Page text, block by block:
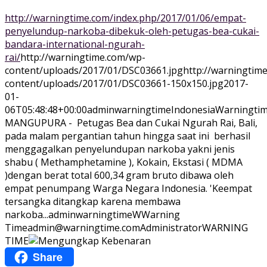
http://warningtime.com/index.php/2017/01/06/empat-
penyelundup-narkoba-dibekuk-oleh-petugas-bea-cukai-
bandara-international-ngurah-
rai/http://warningtime.com/wp-
content/uploads/2017/01/DSC03661.jpghttp://
content/uploads/2017/01/DSC03661-150x150.jpg2017-
01-
06T05:48:48+00:00adminwarningtimeIndonesia
MANGUPURA - Petugas Bea dan Cukai Ngurah Rai, Bali,
pada malam pergantian tahun hingga saat ini berhasil
menggagalkan penyelundupan narkoba yakni jenis
shabu ( Methamphetamine ), Kokain, Ekstasi ( MDMA
)dengan berat total 600,34 gram bruto dibawa oleh
empat penumpang Warga Negara Indonesia. 'Keempat
tersangka ditangkap karena membawa
narkoba...adminwarningtimeWWarning
Timeadmin@warningtime.comAdministratorWARNING
TIME
Share